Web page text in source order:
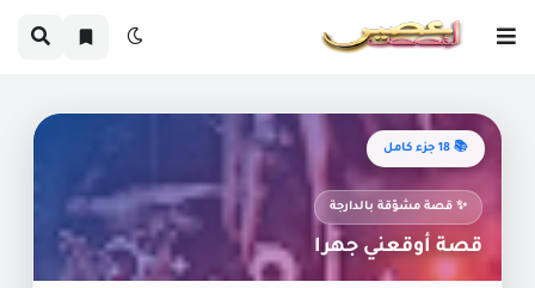
📚 18 جزء كامل
✨ قصة مشوّقة بالدارجة
قصة أوقعني جهرا